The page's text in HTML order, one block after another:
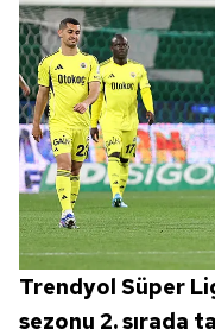
Trendyol Süper
sezonu 2. sırada